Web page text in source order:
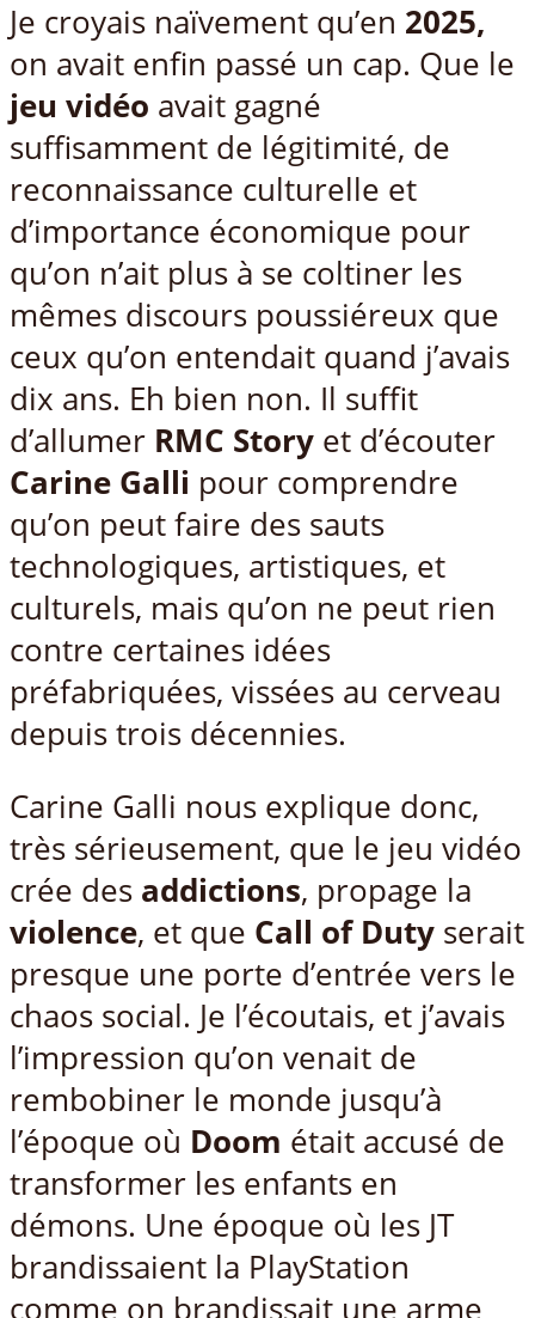
Je croyais naïvement qu’en 2025,
on avait enfin passé un cap. Que le
jeu vidéo avait gagné
suffisamment de légitimité, de
reconnaissance culturelle et
d’importance économique pour
qu’on n’ait plus à se coltiner les
mêmes discours poussiéreux que
ceux qu’on entendait quand j’avais
dix ans. Eh bien non. Il suffit
d’allumer RMC Story et d’écouter
Carine Galli pour comprendre
qu’on peut faire des sauts
technologiques, artistiques, et
culturels, mais qu’on ne peut rien
contre certaines idées
préfabriquées, vissées au cerveau
depuis trois décennies.
Carine Galli nous explique donc,
très sérieusement, que le jeu vidéo
crée des addictions, propage la
violence, et que Call of Duty serait
presque une porte d’entrée vers le
chaos social. Je l’écoutais, et j’avais
l’impression qu’on venait de
rembobiner le monde jusqu’à
l’époque où Doom était accusé de
transformer les enfants en
démons. Une époque où les JT
brandissaient la PlayStation
comme on brandissait une arme